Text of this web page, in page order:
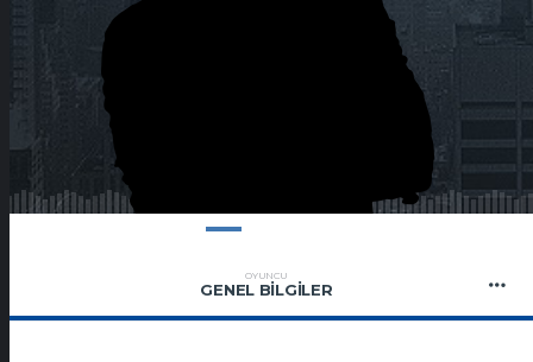
OYUNCU
GENEL BILGILER